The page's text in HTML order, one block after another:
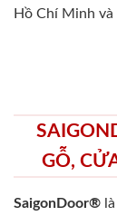
Hồ Chí Minh
GỖ,
SaigonDoor®